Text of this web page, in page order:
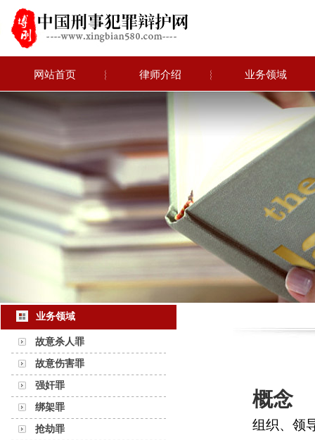
网站首页 ︴ 律师介绍 ︴ 业务领域
业务领域
故意杀人罪
故意伤害罪
强奸罪
绑架罪
抢劫罪
概念
组织、领